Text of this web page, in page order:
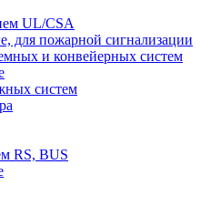
UL/CSA
для пожарной сигнализации
и конвейерных систем
систем
RS, BUS